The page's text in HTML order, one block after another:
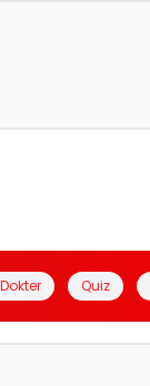
Quiz